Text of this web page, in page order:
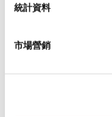
統計資料
市場營銷